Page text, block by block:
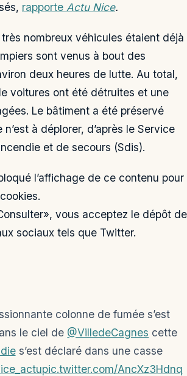
rapporte Actu Nice.
nombreux véhicules étaient déjà
sont venus à bout des
deux heures de lutte. Au total,
voitures ont été détruites et une
Le bâtiment a été préservé
à déplorer, d’après le Service
et de secours (Sdis).
l’affichage de ce contenu
vous acceptez le dépôt
sociaux tels que Twitter.
colonne de fumée s’est
le ciel de @VilledeCagnes cette
s’est déclaré dans une casse
pic.twitter.com/AncXz3Hdnq